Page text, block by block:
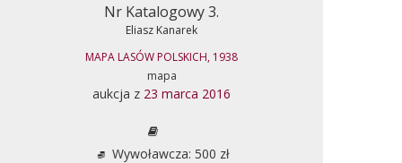
Nr Katalogowy 3.
Eliasz Kanarek
MAPA LASÓW POLSKICH, 1938
mapa
aukcja z 23 marca 2016
Wywoławcza: 500 zł